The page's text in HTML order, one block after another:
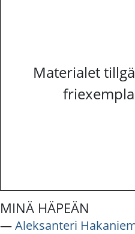
Materialet
MINÄ HÄPEÄN
―Aleksanteri